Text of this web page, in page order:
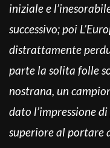
iniziale e
successivo; poi
distrattamente
parte la solita folle
nostrana, un
dato l’impressione
superiore al portare